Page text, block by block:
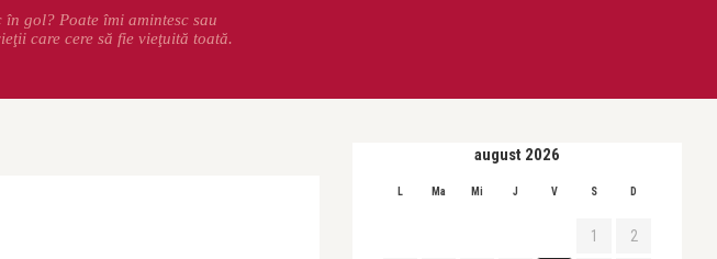
în gol? Poate îmi amintesc sau
care cere să fie vieţuită toată.
august 2026
L Ma Mi J V S D
1 2